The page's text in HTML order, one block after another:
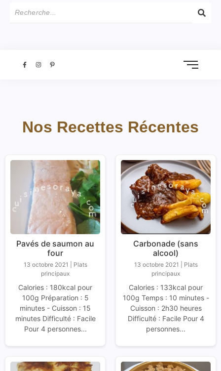
Nos Recettes Récentes
Pavés de saumon au
four
13 octobre 2021
Plats
principaux
Calories : 180kcal pour
100g Préparation : 5
minutes - Cuisson : 15
minutes Difficulté : Facile
Pour 4 personnes...
Carbonade (sans
alcool)
13 octobre 2021
Plats
principaux
Calories : 133kcal pour
100g Temps : 10 minutes -
Cuisson : 2h30 heures
Difficulté : Facile Pour 4
personnes...